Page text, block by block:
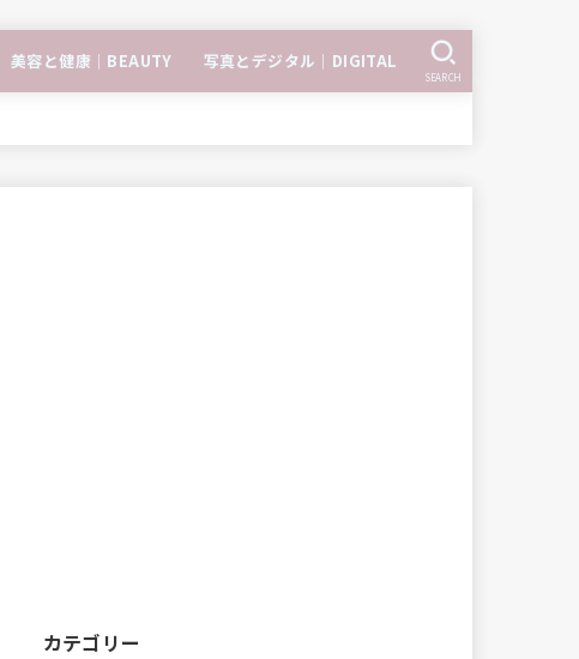
美容と健康｜BEAUTY 写真とデジタル｜DIGITAL
SEARCH
カテゴリー